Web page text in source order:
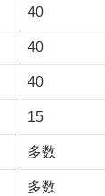
40
40
40
15
多数
多数